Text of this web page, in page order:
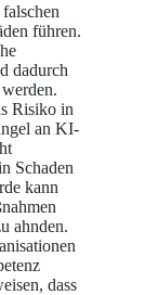
führen.
dadurch
Risiko in
an KI-
Schaden
kann
ahnden.
dass